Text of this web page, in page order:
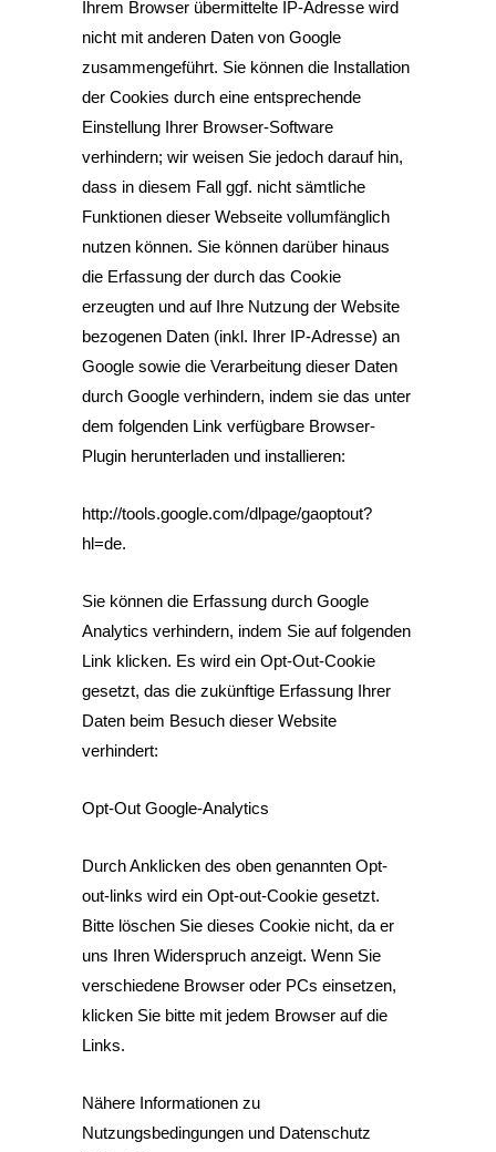
Ihrem Browser übermittelte IP-Adresse wird
nicht mit anderen Daten von Google
zusammengeführt. Sie können die Installation
der Cookies durch eine entsprechende
Einstellung Ihrer Browser-Software
verhindern; wir weisen Sie jedoch darauf hin,
dass in diesem Fall ggf. nicht sämtliche
Funktionen dieser Webseite vollumfänglich
nutzen können. Sie können darüber hinaus
die Erfassung der durch das Cookie
erzeugten und auf Ihre Nutzung der Website
bezogenen Daten (inkl. Ihrer IP-Adresse) an
Google sowie die Verarbeitung dieser Daten
durch Google verhindern, indem sie das unter
dem folgenden Link verfügbare Browser-
Plugin herunterladen und installieren:
http://tools.google.com/dlpage/gaoptout?
hl=de.
Sie können die Erfassung durch Google
Analytics verhindern, indem Sie auf folgenden
Link klicken. Es wird ein Opt-Out-Cookie
gesetzt, das die zukünftige Erfassung Ihrer
Daten beim Besuch dieser Website
verhindert:
Opt-Out Google-Analytics
Durch Anklicken des oben genannten Opt-
out-links wird ein Opt-out-Cookie gesetzt.
Bitte löschen Sie dieses Cookie nicht, da er
uns Ihren Widerspruch anzeigt. Wenn Sie
verschiedene Browser oder PCs einsetzen,
klicken Sie bitte mit jedem Browser auf die
Links.
Nähere Informationen zu
Nutzungsbedingungen und Datenschutz